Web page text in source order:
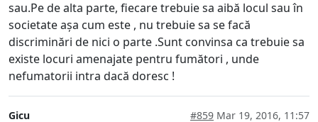
sau.Pe de alta parte, fiecare trebuie sa aibă locul sau în
societate așa cum este , nu trebuie sa se facă
discriminări de nici o parte .Sunt convinsa ca trebuie sa
existe locuri amenajate pentru fumători , unde
nefumatorii intra dacă doresc !
Gicu #859 Mar 19, 2016, 11:57